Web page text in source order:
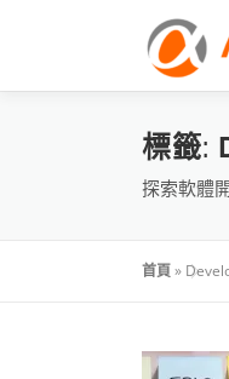
標籤:
探索軟體
首頁»